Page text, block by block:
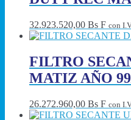
32.923.520,00 Bs F con
FILTRO
MATIZ AÑO
26.272.960,00 Bs F con